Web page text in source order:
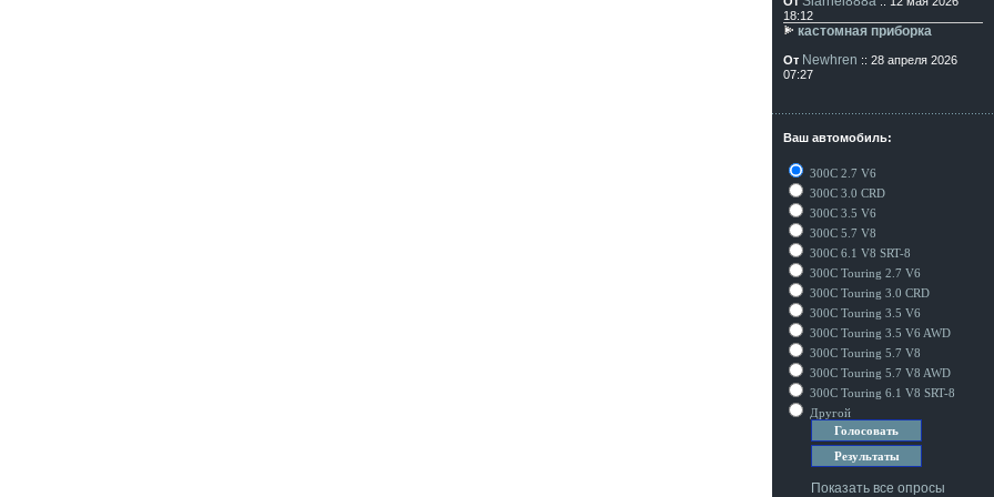
18:12
кастомная приборка
От Newhren :: 28 апреля 2026
07:27
Ваш автомобиль:
300C 2.7 V6
300C 3.0 CRD
300C 3.5 V6
300C 5.7 V8
300C 6.1 V8 SRT-8
300C Touring 2.7 V6
300C Touring 3.0 CRD
300C Touring 3.5 V6
300C Touring 3.5 V6 AWD
300C Touring 5.7 V8
300C Touring 5.7 V8 AWD
300C Touring 6.1 V8 SRT-8
Другой
Показать все опросы